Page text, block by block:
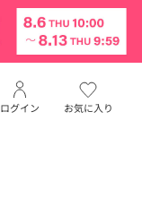
お気に入り
ログイン